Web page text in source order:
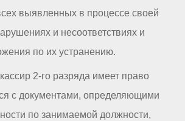
выявленных в процессе своей
и несоответствиях и
по их устранению.
2-го разряда имеет право
с документами, определяющими
по занимаемой должности,